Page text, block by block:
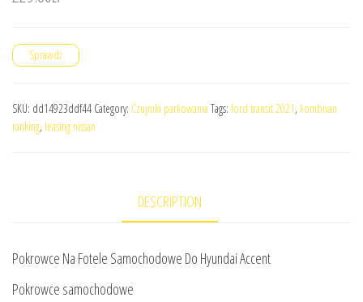
Sprawdź
SKU: dd14923ddf44 Category: Czujniki parkowania Tags: ford transit 2021, kombivan
ranking, leasing nissan
DESCRIPTION
Pokrowce Na Fotele Samochodowe Do Hyundai Accent
Pokrowce samochodowe